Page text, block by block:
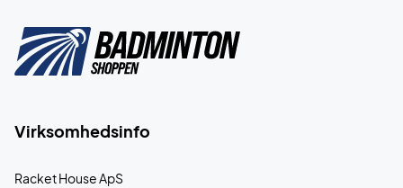
Virksomhedsinfo
Racket House ApS